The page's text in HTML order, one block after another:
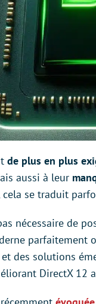
de plus en plus
aussi à leur
cela se traduit
nécessaire de
parfaitement
des solutions
DirectX 12